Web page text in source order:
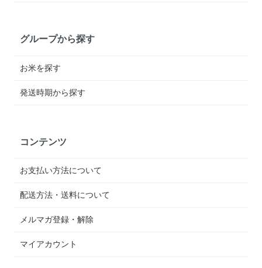
グループから探す
お米を探す
発送時期から探す
コンテンツ
お支払い方法について
配送方法・送料について
メルマガ登録・解除
マイアカウント